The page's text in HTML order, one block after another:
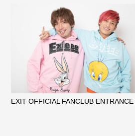
EXIT OFFICIAL FANCLUB ENTRANCE